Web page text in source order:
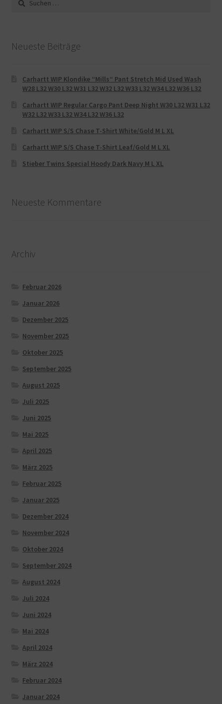
nach:
Neueste Beiträge
Carhartt WIP Klondike “Mills“ Pant Stretch Mid Used Wash
W28 L32 W30 L32 W31 L32 W32 L32 W33 L32 W34 L32 W36 L32
Carhartt WIP Regular Cargo Pant Deep Night W30 L32 W31 L32
W32 L32 W33 L32 W34 L32 W36 L32
Carhartt WIP S/S Chase T-Shirt White/Gold M L XL
Carhartt WIP S/S Chase T-Shirt Leaf/Gold M L XL
Stieber Twins Special Hoody Dark Navy M L XL
Neueste Kommentare
Archiv
Februar 2026
Januar 2026
Dezember 2025
November 2025
Oktober 2025
September 2025
August 2025
Juli 2025
Juni 2025
Mai 2025
April 2025
März 2025
Februar 2025
Januar 2025
Dezember 2024
November 2024
Oktober 2024
September 2024
August 2024
Juli 2024
Juni 2024
Mai 2024
April 2024
März 2024
Februar 2024
Januar 2024